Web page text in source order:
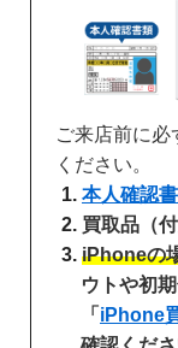
ご来店前に必
ください。
本人確認
買取品（
iPhoneの
ウトや初
「 iPhone